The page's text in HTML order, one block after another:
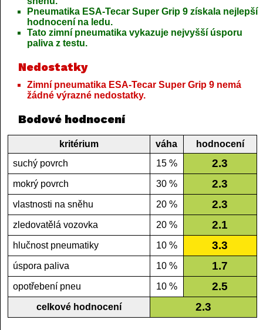
Pneumatika ESA-Tecar Super Grip 9 získala nejlepší
hodnocení na ledu.
Tato zimní pneumatika vykazuje nejvyšší úsporu
paliva z testu.
Nedostatky
Zimní pneumatika ESA-Tecar Super Grip 9 nemá
žádné výrazné nedostatky.
Bodové hodnocení
kritérium váha
hodnocení
suchý povrch
15 % 2.3
mokrý povrch 30 % 2.3
vlastnosti na sněhu 20 % 2.3
zledovatělá vozovka 20 % 2.1
hlučnost pneumatiky 10 % 3.3
úspora paliva 10 % 1.7
opotřebení pneu 10 % 2.5
celkové hodnocení 2.3